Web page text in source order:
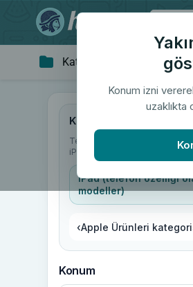
Konum izni
uzaklıkta
Kategoriler
Kategoriler
Telefon & Aksesuar Apple
iPad (telefon özelliği olan
iPad (telefon özelliği
modeller)
‹Apple Ürünleri
Konum